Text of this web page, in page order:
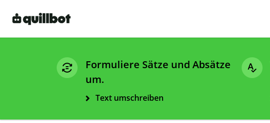
Formuliere Sätze und Absätze
um.
Text umschreiben